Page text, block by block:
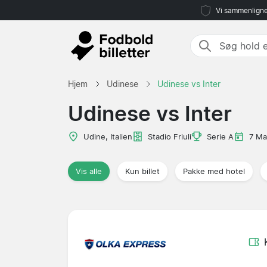
Vi
Hjem Udinese Udinese vs Inter
Udinese vs Inter
Udine, Italien Stadio Friuli Serie A 7
Vis alle Kun billet Pakke med hotel